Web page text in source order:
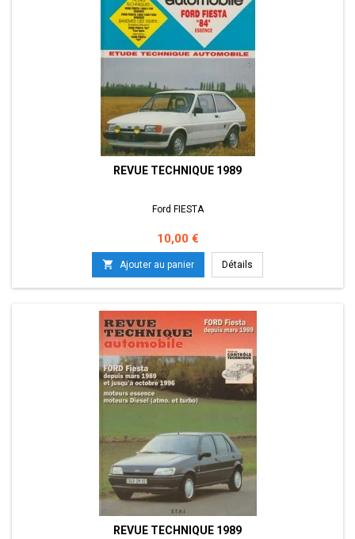
REVUE TECHNIQUE 1989
Ford FIESTA
Prix
10,00 €
 Ajouter au panier Détails
REVUE TECHNIQUE 1989